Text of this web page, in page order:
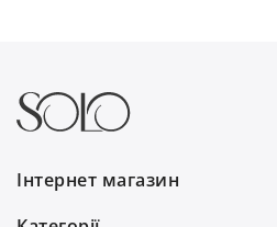
Інтернет магазин